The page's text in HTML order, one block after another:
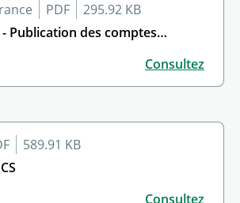
PDF
295.92 KB
- Publication des comptes…
Consultez
589.91 KB
Consultez